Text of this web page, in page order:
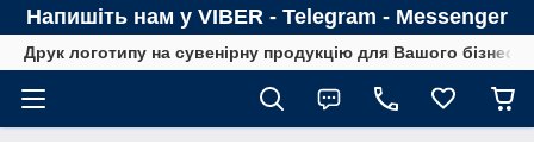
Напишіть нам у VIBER - Telegram - Messenger
Друк логотипу на сувенірну продукцію для Вашого бізнесу